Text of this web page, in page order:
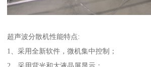
超声波分散机性能特点:
1、采用全新软件，微机集中控制；